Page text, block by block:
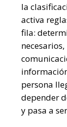
la
activa
fila:
persona
depender
y pasa a